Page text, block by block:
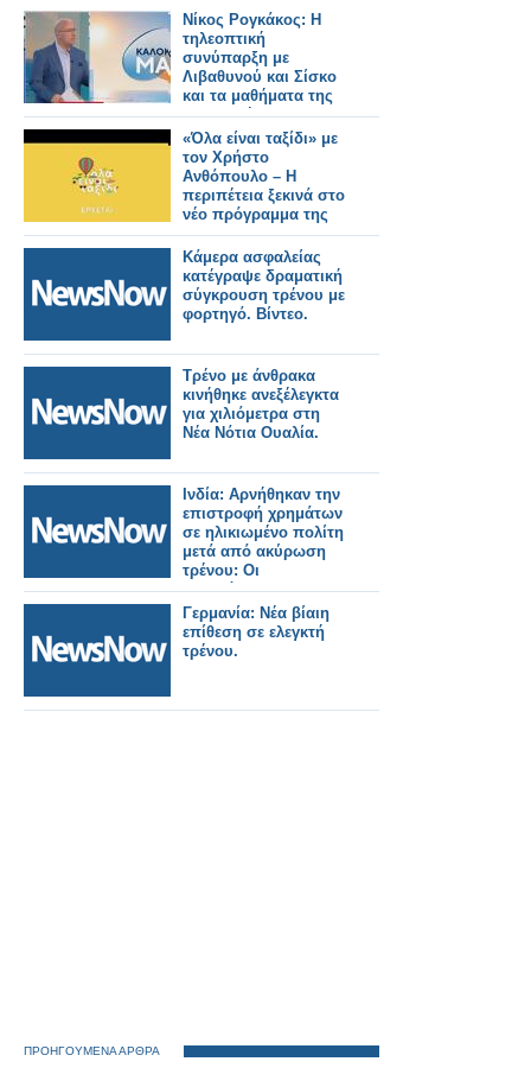
Νίκος Ρογκάκος: Η
τηλεοπτική
συνύπαρξη με
Λιβαθυνού και Σίσκο
και τα μαθήματα της
διαδρομής του
«Όλα είναι ταξίδι» με
τον Χρήστο
Ανθόπουλο – Η
περιπέτεια ξεκινά στο
νέο πρόγραμμα της
ΕΡΤ
Κάμερα ασφαλείας
κατέγραψε δραματική
σύγκρουση τρένου με
φορτηγό. Βίντεο.
Τρένο με άνθρακα
κινήθηκε ανεξέλεγκτα
για χιλιόμετρα στη
Νέα Νότια Ουαλία.
Ινδία: Αρνήθηκαν την
επιστροφή χρημάτων
σε ηλικιωμένο πολίτη
μετά από ακύρωση
τρένου: Οι
σιδηρόδρομοι
διατάχθηκαν να
καταβάλουν
αποζημίωση 25.000
Ρουπίες.
Γερμανία: Νέα βίαιη
επίθεση σε ελεγκτή
τρένου.
ΠΡΟΗΓΟΥΜΕΝΑ ΑΡΘΡΑ